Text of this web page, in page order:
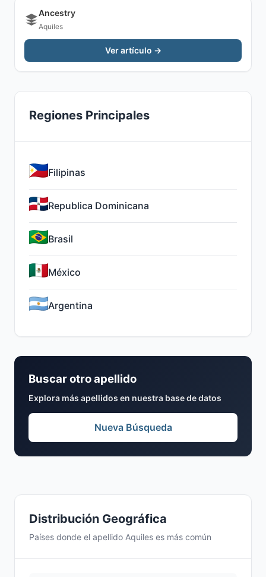
Distribución Geográfica
Países donde el apellido Aquiles es más común
Ancestry
Aquiles
Ver artículo →
Regiones Principales
Filipinas
Republica Dominicana
Brasil
México
Argentina
Buscar otro apellido
Explora más apellidos en nuestra base de datos
Nueva Búsqueda